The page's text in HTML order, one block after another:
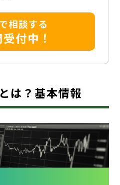
相談する
付中！
は？基本情報